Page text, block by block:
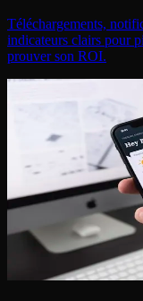
Téléchargements,
indicateurs clairs pour
prouver son ROI.